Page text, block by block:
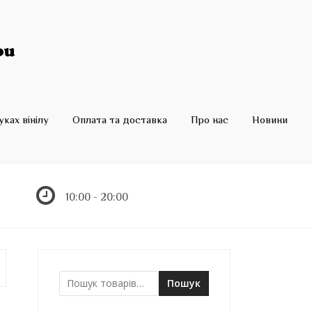
вінілу Оплата та доставка Про нас Новини
10:00 - 20:00
Ш
Пошук